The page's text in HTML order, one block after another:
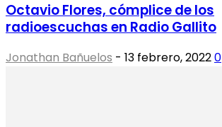
Octavio Flores, cómplice de los
radioescuchas en Radio Gallito
Jonathan Bañuelos - 13 febrero, 20220